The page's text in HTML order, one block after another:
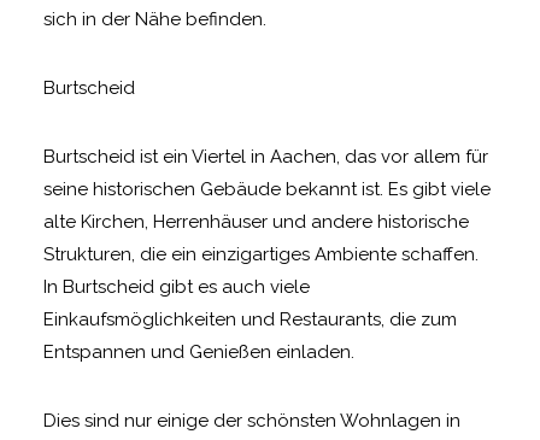
sich in der Nähe befinden.
Burtscheid
Burtscheid ist ein Viertel in Aachen, das vor allem für
seine historischen Gebäude bekannt ist. Es gibt viele
alte Kirchen, Herrenhäuser und andere historische
Strukturen, die ein einzigartiges Ambiente schaffen.
In Burtscheid gibt es auch viele
Einkaufsmöglichkeiten und Restaurants, die zum
Entspannen und Genießen einladen.
Dies sind nur einige der schönsten Wohnlagen in